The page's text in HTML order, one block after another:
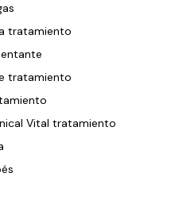
tratamiento
tratamiento
Vital tratamiento